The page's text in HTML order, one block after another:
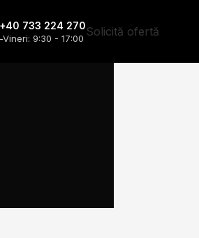
733 224 270
Vineri: 9:30 - 17:00 Solicită ofertă